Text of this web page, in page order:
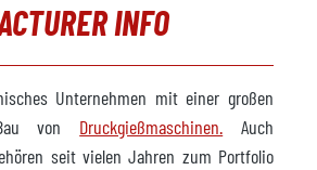
INFO
Unternehmen mit einer großen
von Druckgießmaschinen. Auch
seit vielen Jahren zum Portfolio